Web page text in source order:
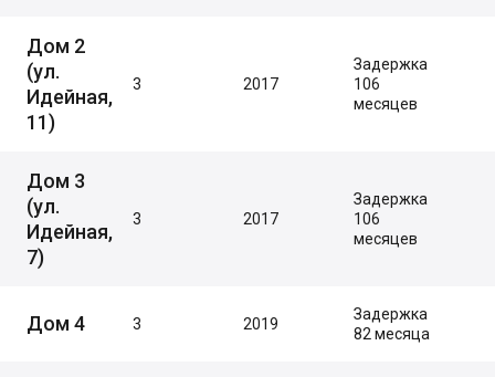
Дом 2
(ул.
Идейная,
11)
3 2017
Задержка
106
месяцев
Дом 3
(ул.
Идейная,
7)
3 2017
Задержка
106
месяцев
Дом 4 3 2019
Задержка
82 месяца